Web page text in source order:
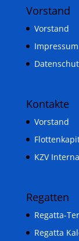
Vorstand
Vorstand
Impressum
Kontakte
Vorstand
KZV
Regatten
Regatta-
Regatta